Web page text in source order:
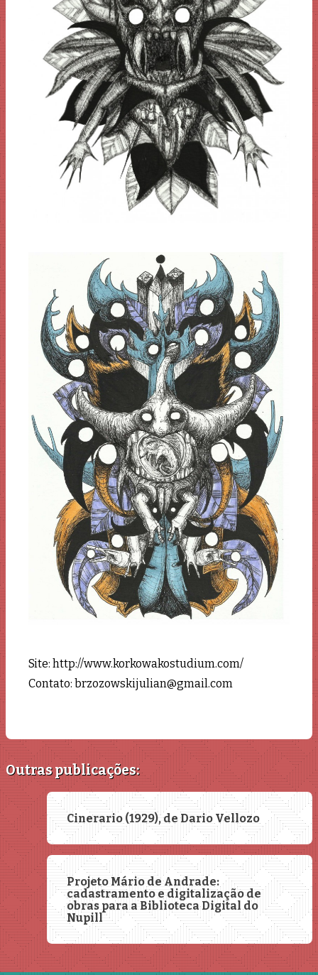
Site: http://www.korkowakostudium.com/
Contato: brzozowskijulian@gmail.com
Outras publicações:
Cinerario (1929), de Dario Vellozo
Projeto Mário de Andrade:
cadastramento e digitalização de
obras para a Biblioteca Digital do
Nupill